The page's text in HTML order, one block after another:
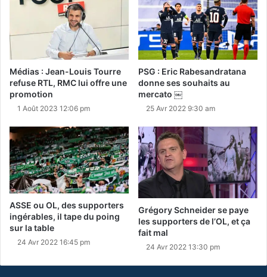
Médias : Jean-Louis Tourre
refuse RTL, RMC lui offre une
promotion
1 Août 2023 12:06 pm
PSG : Eric Rabesandratana
donne ses souhaits au
mercato ￼
25 Avr 2022 9:30 am
ASSE ou OL, des supporters
ingérables, il tape du poing
sur la table
24 Avr 2022 16:45 pm
Grégory Schneider se paye
les supporters de l’OL, et ça
fait mal
24 Avr 2022 13:30 pm